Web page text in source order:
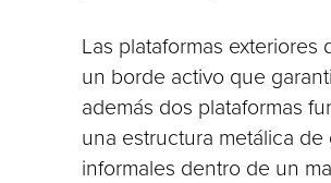
Las plataformas
un borde activo que
además dos plataformas
una estructura metálica
informales dentro de un